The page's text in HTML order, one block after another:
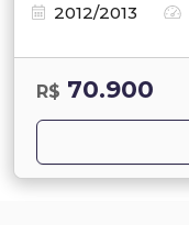
2012/2013
R$ 70.900